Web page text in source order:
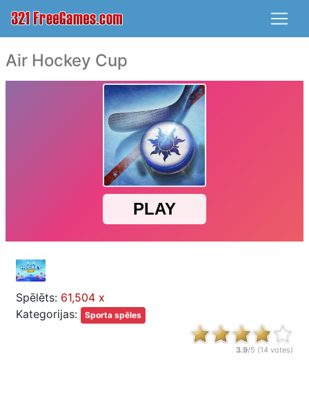
Air Hockey Cup
Spēlēts: 61,504 x
Kategorijas:
Sporta spēles
3.9/5 (14 votes)